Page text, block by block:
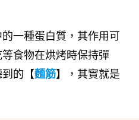
一種蛋白質，其作用可
食物在烘烤時保持彈
的【麵筋】，其實就是